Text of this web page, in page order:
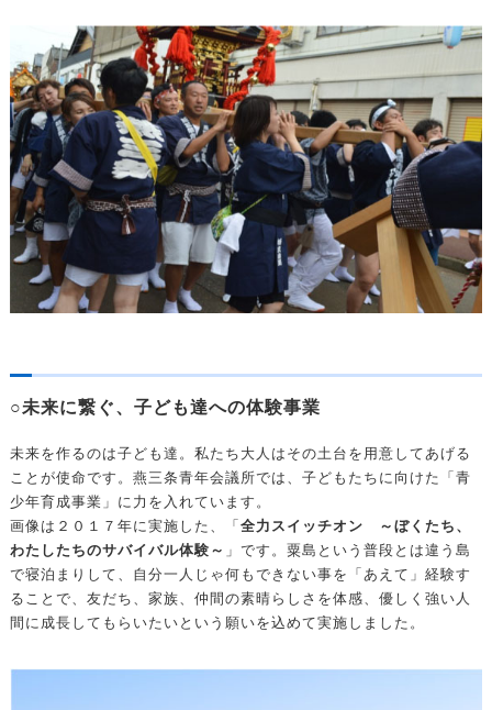
○未来に繋ぐ、子ども達への体験事業
未来を作るのは子ども達。私たち大人はその土台を用意してあげる
ことが使命です。燕三条青年会議所では、子どもたちに向けた「青
少年育成事業」に力を入れています。
画像は２０１７年に実施した、「全力スイッチオン ～ぼくたち、
わたしたちのサバイバル体験～ 」です。粟島という普段とは違う島
で寝泊まりして、自分一人じゃ何もできない事を「あえて」経験す
ることで、友だち、家族、仲間の素晴らしさを体感、優しく強い人
間に成長してもらいたいという願いを込めて実施しました。